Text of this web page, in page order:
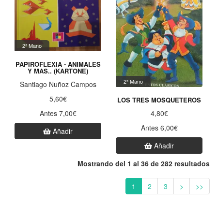
2ª Mano
PAPIROFLEXIA - ANIMALES
Y MAS.. (KARTONE)
Santiago Nuñoz Campos
5,60€
Antes 7,00€
Añadir
2ª Mano
LOS TRES MOSQUETEROS
4,80€
Antes 6,00€
Añadir
Mostrando del 1 al 36 de 282 resultados
1 2 3 > >>